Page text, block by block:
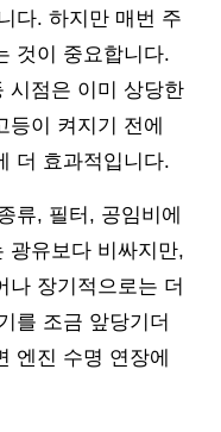
다. 하지만 매번 주
것이 중요합니다.
시점은 이미 상당한
등이 켜지기 전에
더 효과적입니다.
류, 필터, 공임비에
광유보다 비싸지만,
나 장기적으로는 더
를 조금 앞당기더
엔진 수명 연장에